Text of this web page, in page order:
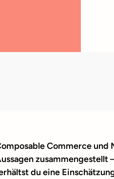
Commerce
zusammengestellt
du eine